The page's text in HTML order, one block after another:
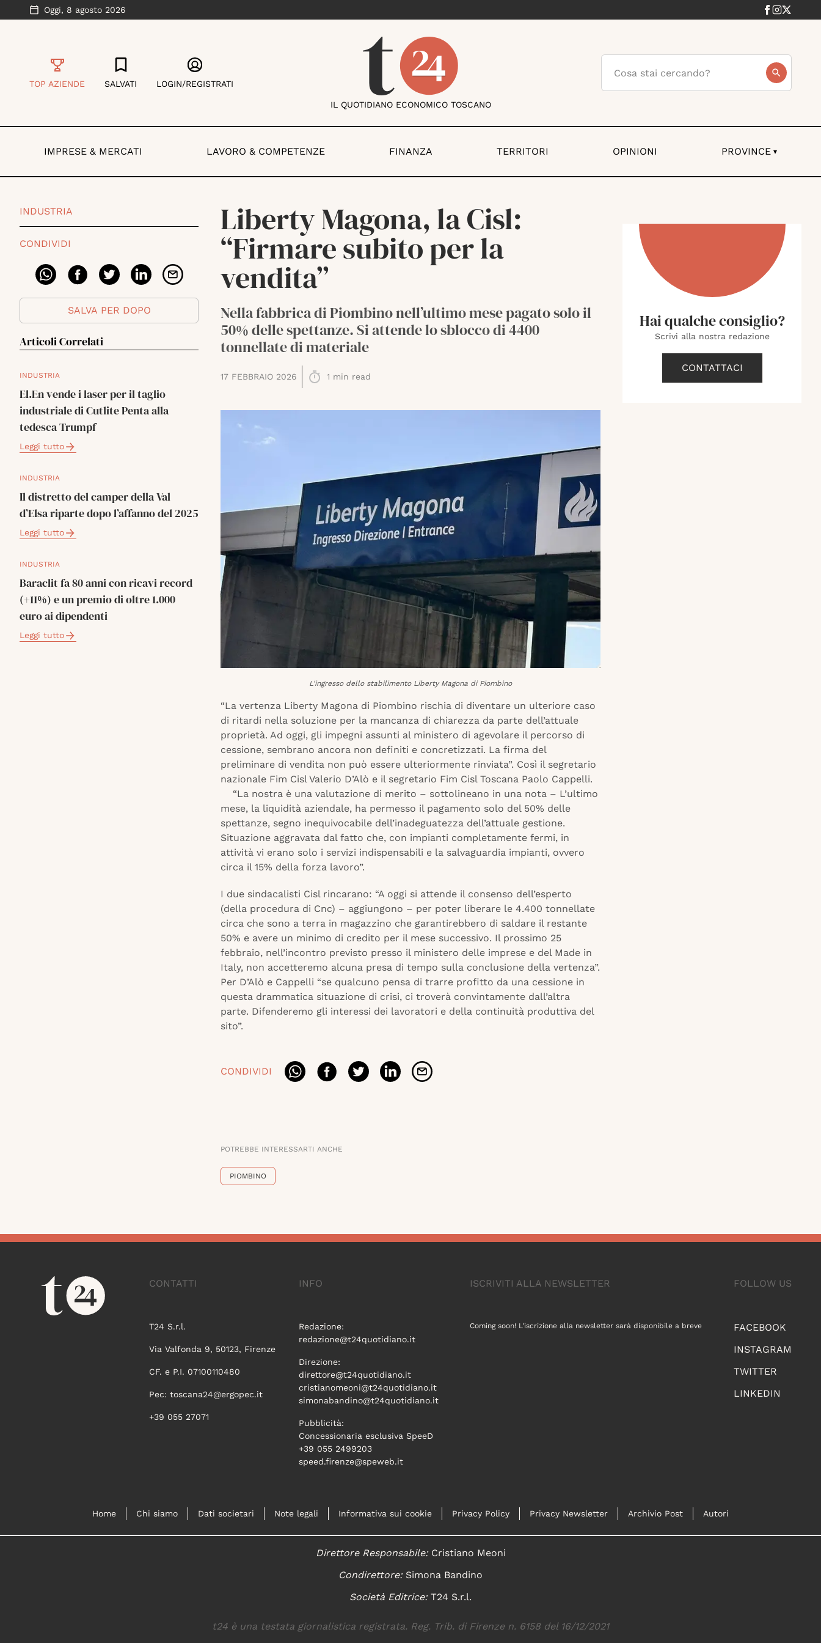
Oggi, 8 agosto 2026
TOP AZIENDE SALVATI LOGIN/REGISTRATI
IL QUOTIDIANO ECONOMICO TOSCANO
IMPRESE & MERCATI LAVORO & COMPETENZE FINANZA TERRITORI OPINIONI PROVINCE ▾
INDUSTRIA
CONDIVIDI
SALVA PER DOPO
Articoli Correlati
INDUSTRIA
El.En vende i laser per il taglio
industriale di Cutlite Penta alla
tedesca Trumpf
Leggi tutto
INDUSTRIA
Il distretto del camper della Val
d’Elsa riparte dopo l’affanno del 2025
Leggi tutto
INDUSTRIA
Baraclit fa 80 anni con ricavi record
(+11%) e un premio di oltre 1.000
euro ai dipendenti
Leggi tutto
Liberty Magona, la Cisl:
“Firmare subito per la
vendita”
Nella fabbrica di Piombino nell’ultimo mese pagato solo il
50% delle spettanze. Si attende lo sblocco di 4400
tonnellate di materiale
17 FEBBRAIO 2026 1 min read
L'ingresso dello stabilimento Liberty Magona di Piombino
“La vertenza Liberty Magona di Piombino rischia di diventare un ulteriore caso
di ritardi nella soluzione per la mancanza di chiarezza da parte dell’attuale
proprietà. Ad oggi, gli impegni assunti al ministero di agevolare il percorso di
cessione, sembrano ancora non definiti e concretizzati. La firma del
preliminare di vendita non può essere ulteriormente rinviata”. Così il segretario
nazionale Fim Cisl Valerio D’Alò e il segretario Fim Cisl Toscana Paolo Cappelli.
“La nostra è una valutazione di merito – sottolineano in una nota – L’ultimo
mese, la liquidità aziendale, ha permesso il pagamento solo del 50% delle
spettanze, segno inequivocabile dell’inadeguatezza dell’attuale gestione.
Situazione aggravata dal fatto che, con impianti completamente fermi, in
attività vi erano solo i servizi indispensabili e la salvaguardia impianti, ovvero
circa il 15% della forza lavoro”.
I due sindacalisti Cisl rincarano: “A oggi si attende il consenso dell’esperto
(della procedura di Cnc) – aggiungono – per poter liberare le 4.400 tonnellate
circa che sono a terra in magazzino che garantirebbero di saldare il restante
50% e avere un minimo di credito per il mese successivo. Il prossimo 25
febbraio, nell’incontro previsto presso il ministero delle imprese e del Made in
Italy, non accetteremo alcuna presa di tempo sulla conclusione della vertenza”.
Per D’Alò e Cappelli “se qualcuno pensa di trarre profitto da una cessione in
questa drammatica situazione di crisi, ci troverà convintamente dall’altra
parte. Difenderemo gli interessi dei lavoratori e della continuità produttiva del
sito”.
CONDIVIDI
POTREBBE INTERESSARTI ANCHE
PIOMBINO
Hai qualche consiglio?
Scrivi alla nostra redazione
CONTATTACI
CONTATTI
T24 S.r.l.
Via Valfonda 9, 50123, Firenze
CF. e P.I. 07100110480
Pec: toscana24@ergopec.it
+39 055 27071
INFO
Redazione:
redazione@t24quotidiano.it
Direzione:
direttore@t24quotidiano.it
cristianomeoni@t24quotidiano.it
simonabandino@t24quotidiano.it
Pubblicità:
Concessionaria esclusiva SpeeD
+39 055 2499203
speed.firenze@speweb.it
FOLLOW US
FACEBOOK
INSTAGRAM
TWITTER
LINKEDIN
ISCRIVITI ALLA NEWSLETTER
Coming soon! L'iscrizione alla newsletter sarà disponibile a breve
Home Chi siamo Dati societari Note legali Informativa sui cookie Privacy Policy Privacy Newsletter Archivio Post Autori
Direttore Responsabile:Cristiano Meoni
Condirettore:Simona Bandino
Società Editrice:T24 S.r.l.
t24 è una testata giornalistica registrata. Reg. Trib. di Firenze n. 6158 del 16/12/2021